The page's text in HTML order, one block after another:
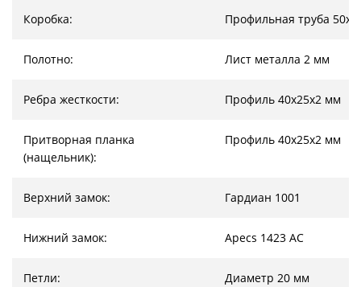
Коробка: Профильная труба
Полотно: Лист металла 2 мм
Ребра жесткости: Профиль 40х25х2 мм
Притворная планка
(нащельник):
Профиль 40х25х2 мм
Верхний замок: Гардиан 1001
Нижний замок: Apecs 1423 AC
Петли: Диаметр 20 мм